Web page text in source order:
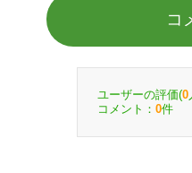
コ
ユーザーの評価(0
コメント： 0件